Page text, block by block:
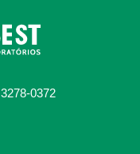
3278-0372